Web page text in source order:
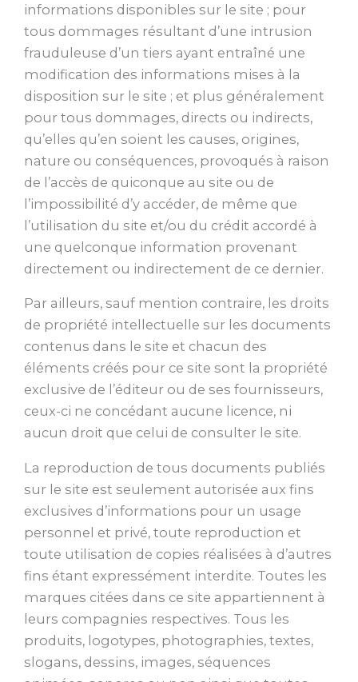
informations disponibles sur le site ; pour
tous dommages résultant d’une intrusion
frauduleuse d’un tiers ayant entraîné une
modification des informations mises à la
disposition sur le site ; et plus généralement
pour tous dommages, directs ou indirects,
qu’elles qu’en soient les causes, origines,
nature ou conséquences, provoqués à raison
de l’accès de quiconque au site ou de
l’impossibilité d’y accéder, de même que
l’utilisation du site et/ou du crédit accordé à
une quelconque information provenant
directement ou indirectement de ce dernier.
Par ailleurs, sauf mention contraire, les droits
de propriété intellectuelle sur les documents
contenus dans le site et chacun des
éléments créés pour ce site sont la propriété
exclusive de l’éditeur ou de ses fournisseurs,
ceux-ci ne concédant aucune licence, ni
aucun droit que celui de consulter le site.
La reproduction de tous documents publiés
sur le site est seulement autorisée aux fins
exclusives d’informations pour un usage
personnel et privé, toute reproduction et
toute utilisation de copies réalisées à d’autres
fins étant expressément interdite. Toutes les
marques citées dans ce site appartiennent à
leurs compagnies respectives. Tous les
produits, logotypes, photographies, textes,
slogans, dessins, images, séquences